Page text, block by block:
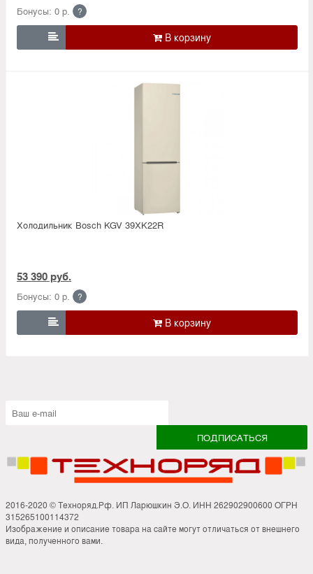
Бонусы: 0 р. ?

Холодильник Bosсh KGV 39XK22R
53 390 руб.
Бонусы: 0 р. ?

2016-2020 © Техноряд.Рф. ИП Ларюшкин Э.О. ИНН 262902900600 ОГРН
315265100114372
Изображение и описание товара на сайте могут отличаться от внешнего
вида, полученного вами.